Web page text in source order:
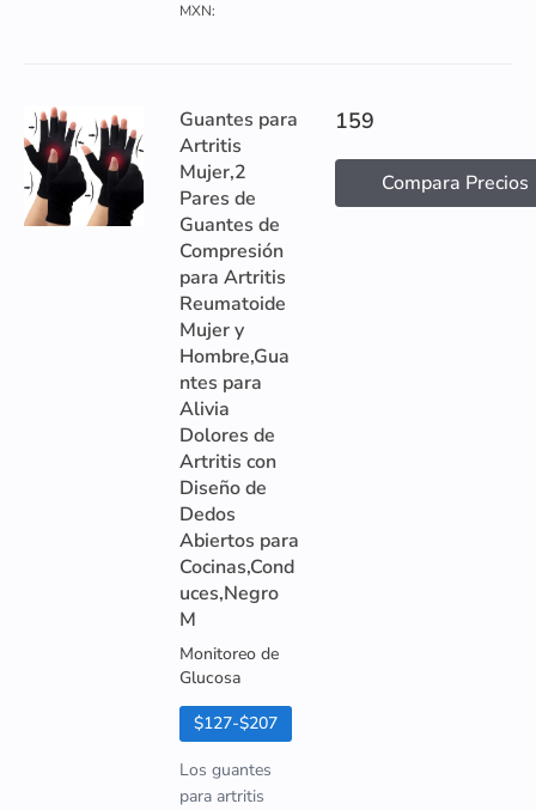
MXN:
Guantes para
Artritis
Mujer,2
Pares de
Guantes de
Compresión
para Artritis
Reumatoide
Mujer y
Hombre,Gua
ntes para
Alivia
Dolores de
Artritis con
Diseño de
Dedos
Abiertos para
Cocinas,Cond
uces,Negro
M
Monitoreo de
Glucosa
$127-$207
Los guantes
para artritis
159
Compara Precios